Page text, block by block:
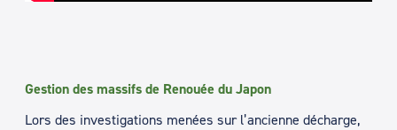
Gestion des massifs de Renouée du Japon
Lors des investigations menées sur l’ancienne décharge,